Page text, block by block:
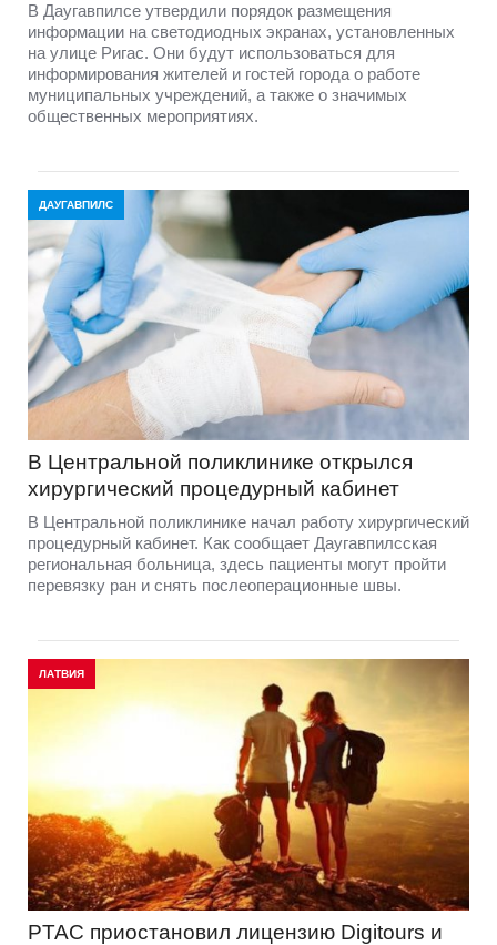
В Даугавпилсе утвердили порядок размещения
информации на светодиодных экранах, установленных
на улице Ригас. Они будут использоваться для
информирования жителей и гостей города о работе
муниципальных учреждений, а также о значимых
общественных мероприятиях.
ДАУГАВПИЛС
В Центральной поликлинике открылся
хирургический процедурный кабинет
В Центральной поликлинике начал работу хирургический
процедурный кабинет. Как сообщает Даугавпилсская
региональная больница, здесь пациенты могут пройти
перевязку ран и снять послеоперационные швы.
ЛАТВИЯ
PTAC приостановил лицензию Digitours и